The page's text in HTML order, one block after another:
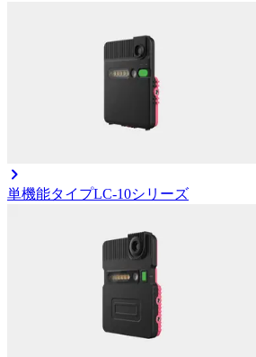
単機能タイプLC-10シリーズ